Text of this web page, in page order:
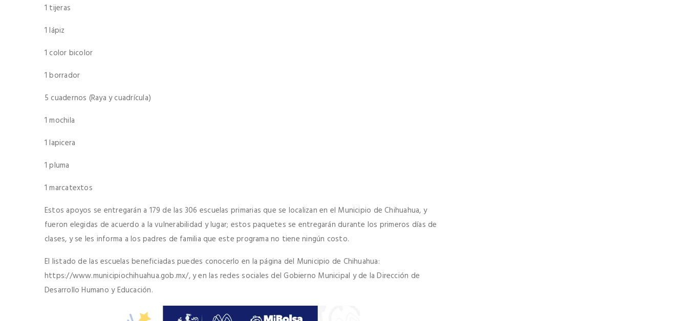
1 tijeras
1 lápiz
1 color bicolor
1 borrador
5 cuadernos (Raya y cuadrícula)
1 mochila
1 lapicera
1 pluma
1 marcatextos
Estos apoyos se entregarán a 179 de las 306 escuelas primarias que se localizan en el Municipio de Chihuahua, y
fueron elegidas de acuerdo a la vulnerabilidad y lugar; estos paquetes se entregarán durante los primeros días de
clases, y se les informa a los padres de familia que este programa no tiene ningún costo.
El listado de las escuelas beneficiadas puedes conocerlo en la página del Municipio de Chihuahua:
https://www.municipiochihuahua.gob.mx/, y en las redes sociales del Gobierno Municipal y de la Dirección de
Desarrollo Humano y Educación.